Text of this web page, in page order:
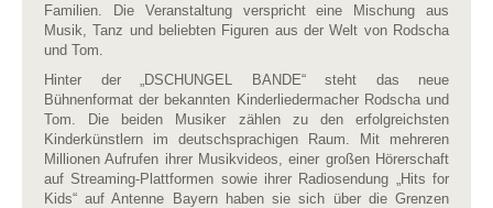
Familien. Die Veranstaltung verspricht eine Mischung aus
Musik, Tanz und beliebten Figuren aus der Welt von Rodscha
und Tom.
Hinter der „DSCHUNGEL BANDE“ steht das neue
Bühnenformat der bekannten Kinderliedermacher Rodscha und
Tom. Die beiden Musiker zählen zu den erfolgreichsten
Kinderkünstlern im deutschsprachigen Raum. Mit mehreren
Millionen Aufrufen ihrer Musikvideos, einer großen Hörerschaft
auf Streaming-Plattformen sowie ihrer Radiosendung „Hits for
Kids“ auf Antenne Bayern haben sie sich über die Grenzen